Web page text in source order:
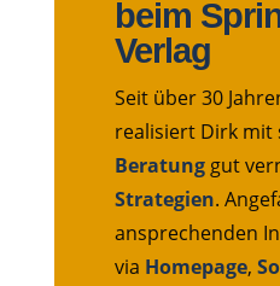
beim
Verlag
Seit über 30
realisiert Dirk mit
Beratunggut
Strategien.
ansprechenden
via Homepage,